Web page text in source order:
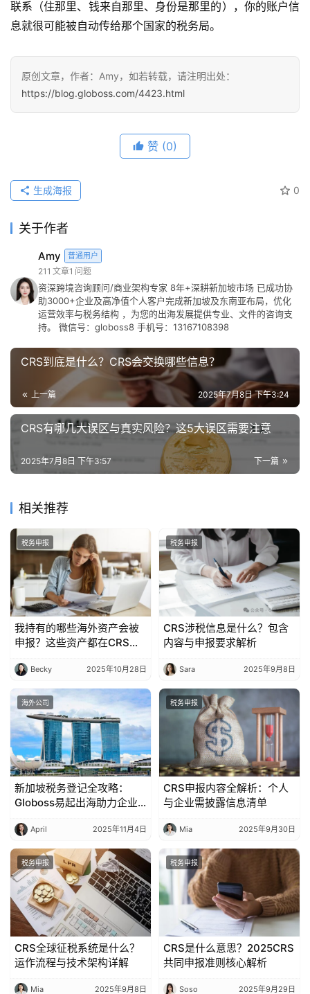
联系（住那里、钱来自那里、身份是那里的），你的账户信
息就很可能被自动传给那个国家的税务局。
原创文章，作者：Amy，如若转载，请注明出处：
https://blog.globoss.com/4423.html
赞 (0)
0
生成海报
关于作者
Amy 普通用户
211 文章1 问题
资深跨境咨询顾问/商业架构专家 8年+深耕新加坡市场 已成功协
助3000+企业及高净值个人客户完成新加坡及东南亚布局，优化
运营效率与税务结构 ，为您的出海发展提供专业、文件的咨询支
持。 微信号：globoss8 手机号：13167108398
CRS到底是什么？CRS会交换哪些信息？
上一篇 2025年7月8日 下午3:24
CRS有哪几大误区与真实风险？这5大误区需要注意
下一篇
2025年7月8日 下午3:57
相关推荐
税务申报
我持有的哪些海外资产会被
申报？这些资产都在CRS申
Becky 2025年10月28日
税务申报
CRS涉税信息是什么？包含
内容与申报要求解析
Sara 2025年9月8日
海外公司
新加坡税务登记全攻略：
Globoss易起出海助力企业
April 2025年11月4日
税务申报
CRS申报内容全解析：个人
与企业需披露信息清单
Mia 2025年9月30日
税务申报
CRS全球征税系统是什么？
运作流程与技术架构详解
Mia 2025年9月8日
税务申报
CRS是什么意思？2025CRS
共同申报准则核心解析
Soso 2025年9月29日